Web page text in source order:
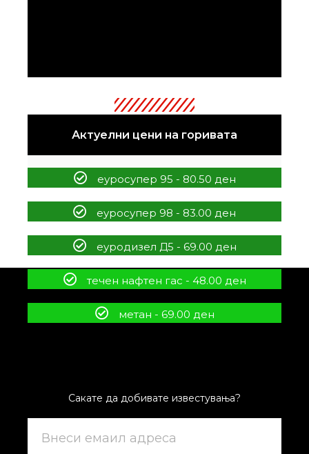
Актуелни цени на горивата
еуросупер 95 - 80.50 ден
еуросупер 98 - 83.00 ден
еуродизел Д5 - 69.00 ден
течен нафтен гас - 48.00 ден
метан - 69.00 ден
Сакате да добивате известувања?